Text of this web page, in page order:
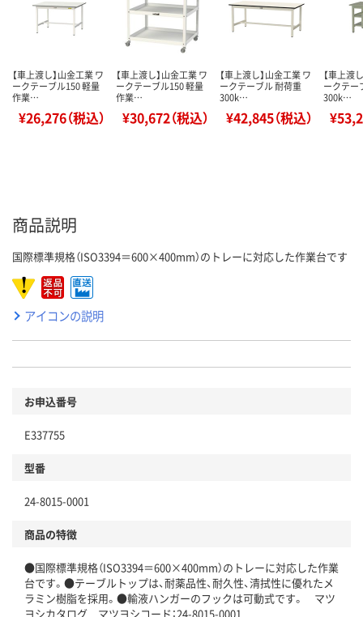
【車上渡し】山金工業 ワ
ークテーブル150 軽量
作業…
¥26,276（税込）
【車上渡し】山金工業 ワ
ークテーブル150 軽量
作業…
¥30,672（税込）
【車上渡し】山金工業 ワ
ークテーブル 耐荷重
300k…
¥42,845（税込）
【車上渡
ークテー
300k…
商品説明
国際標準規格（ISO3394＝600×400mm）のトレーに対応した作業台です
アイコンの説明
お申込番号
E337755
型番
24-8015-0001
商品の特徴
●国際標準規格（ISO3394＝600×400mm）のトレーに対応した作業
台です。●テーブルトップは、耐薬品性、耐久性、清拭性に優れたメ
ラミン樹脂を採用。●輸液ハンガーのフックは可動式です。 マツ
ヨシカタログ マツヨシコード：24-8015-0001